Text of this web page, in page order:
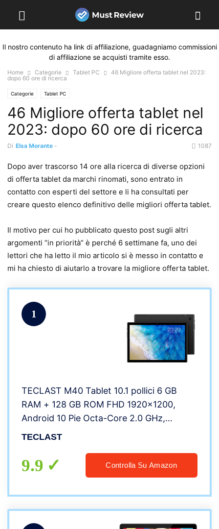
Il nostro contenuto ha link di affiliazione, guadagniamo commissioni
di affiliazione se acquisti tramite esso.
Home Categorie Tablet PC
46 Migliore offerta tablet nel 2023:
dopo 60 ore di ricerca
Categorie Tablet PC
46 Migliore offerta tablet nel
2023: dopo 60 ore di ricerca
Di Elsa Morante - 1087
Dopo aver trascorso 14 ore alla ricerca di diverse opzioni
di offerta tablet da marchi rinomati, sono entrato in
contatto con esperti del settore e li ha consultati per
creare questo elenco definitivo delle migliori offerta tablet.
Il motivo per cui ho pubblicato questo post sugli altri
argomenti “in priorità” è perché 6 settimane fa, uno dei
lettori che ha letto il mio articolo si è messo in contatto e
mi ha chiesto di aiutarlo a trovare la migliore offerta tablet.
1
TECLAST M40 Tablet 10.1 pollici 6 GB
RAM + 128 GB ROM FHD 1920×1200,
Android 10 Pie Octa-Core 2.0 GHz,
Bluetooth 5.0, 4G Dual SIM/SD, Type-C,
GPS, Batteria 6000mAh
TECLAST
9.9 Controlla Su Amazon